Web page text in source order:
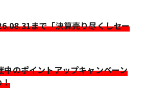
まで「決算売り尽くしセー
中のポイントアップキャンペーン